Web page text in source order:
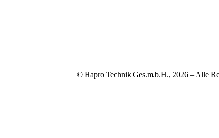
© Hapro Technik Ges.m.b.H., 2026 – Alle